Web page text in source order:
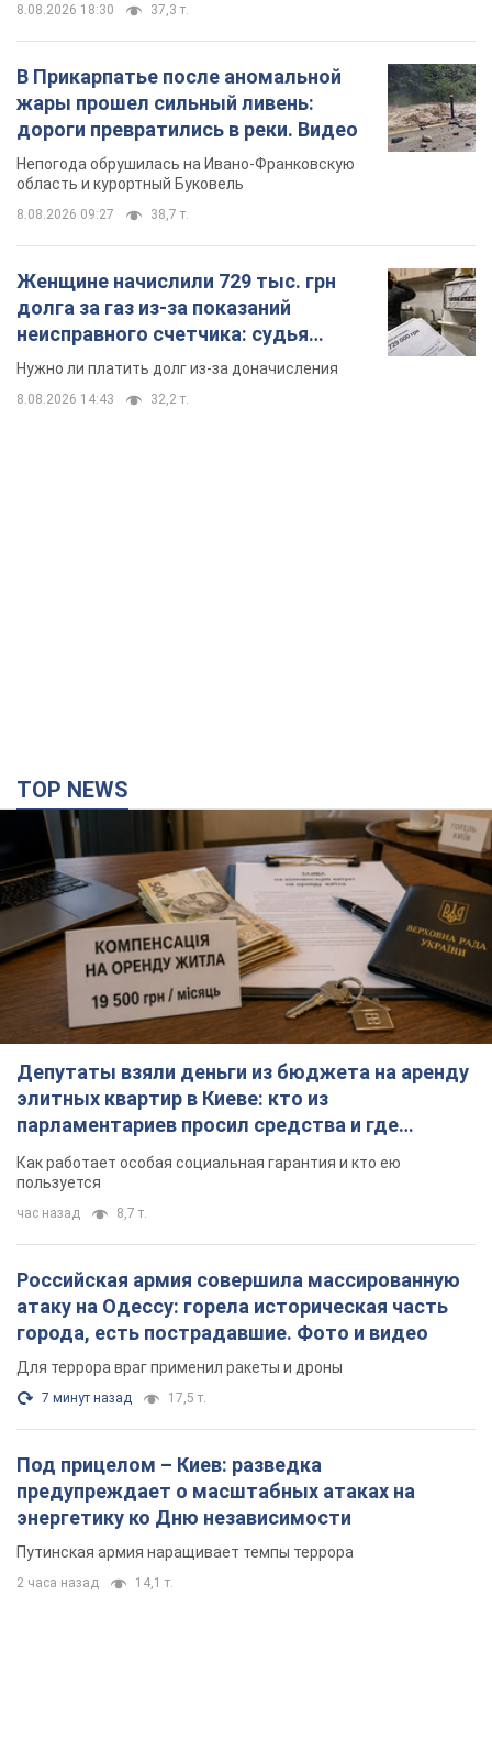
8.08.2026 18:30 37,3 т.
В Прикарпатье после аномальной
жары прошел сильный ливень:
дороги превратились в реки. Видео
Непогода обрушилась на Ивано-Франковскую
область и курортный Буковель
8.08.2026 09:27 38,7 т.
Женщине начислили 729 тыс. грн
долга за газ из-за показаний
неисправного счетчика: судья
вынес неожиданное решение
Нужно ли платить долг из-за доначисления
8.08.2026 14:43 32,2 т.
TOP NEWS
Депутаты взяли деньги из бюджета на аренду
элитных квартир в Киеве: кто из
парламентариев просил средства и где
поселился
Как работает особая социальная гарантия и кто ею
пользуется
час назад 8,7 т.
Российская армия совершила массированную
атаку на Одессу: горела историческая часть
города, есть пострадавшие. Фото и видео
Для террора враг применил ракеты и дроны
7 минут назад 17,5 т.
Под прицелом – Киев: разведка
предупреждает о масштабных атаках на
энергетику ко Дню независимости
Путинская армия наращивает темпы террора
2 часа назад 14,1 т.